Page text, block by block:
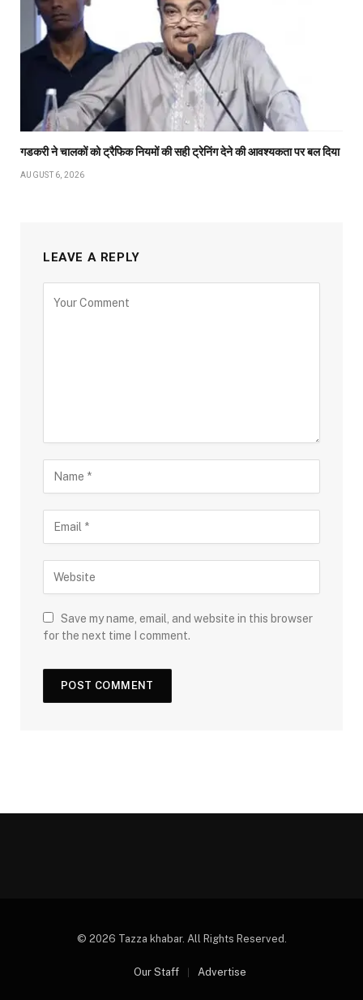
गडकरी ने चालकों को ट्रैफिक नियमों की सही ट्रेनिंग देने की आवश्यकता पर बल दिया
AUGUST 6, 2026
LEAVE A REPLY
Save my name, email, and website in this browser
for the next time I comment.
© 2026 Tazza khabar. All Rights Reserved.
Our Staff Advertise